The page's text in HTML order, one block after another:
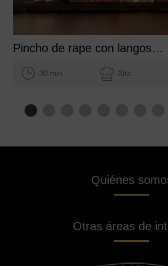
Pincho de rape con langostinos y tomates cherry
30 min Alta
Quiénes
Otras áreas de